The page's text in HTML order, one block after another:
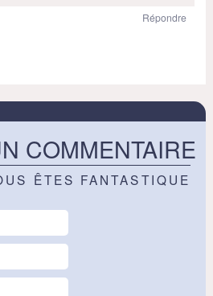
Répondre
COMMENTAIRE
ÊTES FANTASTIQUE